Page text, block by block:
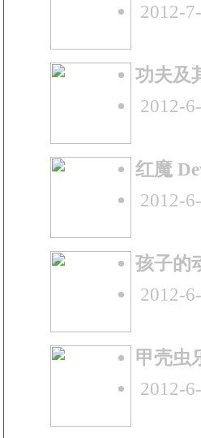
2012-
功夫及
2012-
红魔
2012-
孩子的
2012-
甲壳虫
2012-